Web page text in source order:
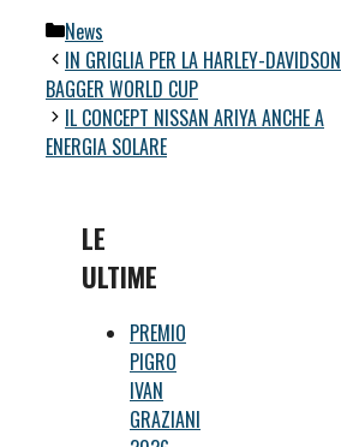
Categorie
News
IN GRIGLIA PER LA HARLEY-DAVIDSON
BAGGER WORLD CUP
IL CONCEPT NISSAN ARIYA ANCHE A
ENERGIA SOLARE
LE
ULTIME
PREMIO
PIGRO
IVAN
GRAZIANI